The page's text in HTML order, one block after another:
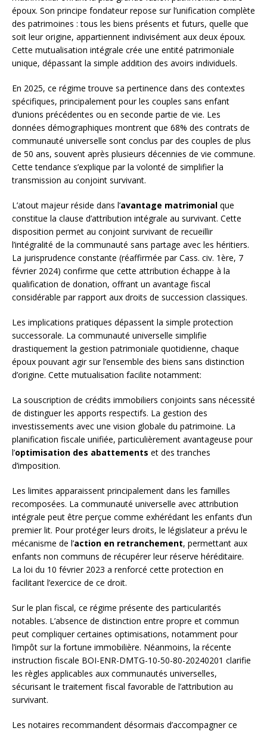
époux. Son principe fondateur repose sur l’unification complète
des patrimoines : tous les biens présents et futurs, quelle que
soit leur origine, appartiennent indivisément aux deux époux.
Cette mutualisation intégrale crée une entité patrimoniale
unique, dépassant la simple addition des avoirs individuels.
En 2025, ce régime trouve sa pertinence dans des contextes
spécifiques, principalement pour les couples sans enfant
d’unions précédentes ou en seconde partie de vie. Les
données démographiques montrent que 68% des contrats de
communauté universelle sont conclus par des couples de plus
de 50 ans, souvent après plusieurs décennies de vie commune.
Cette tendance s’explique par la volonté de simplifier la
transmission au conjoint survivant.
L’atout majeur réside dans l’avantage matrimonial que
constitue la clause d’attribution intégrale au survivant. Cette
disposition permet au conjoint survivant de recueillir
l’intégralité de la communauté sans partage avec les héritiers.
La jurisprudence constante (réaffirmée par Cass. civ. 1ère, 7
février 2024) confirme que cette attribution échappe à la
qualification de donation, offrant un avantage fiscal
considérable par rapport aux droits de succession classiques.
Les implications pratiques dépassent la simple protection
successorale. La communauté universelle simplifie
drastiquement la gestion patrimoniale quotidienne, chaque
époux pouvant agir sur l’ensemble des biens sans distinction
d’origine. Cette mutualisation facilite notamment:
La souscription de crédits immobiliers conjoints sans nécessité
de distinguer les apports respectifs. La gestion des
investissements avec une vision globale du patrimoine. La
planification fiscale unifiée, particulièrement avantageuse pour
l’optimisation des abattements et des tranches
d’imposition.
Les limites apparaissent principalement dans les familles
recomposées. La communauté universelle avec attribution
intégrale peut être perçue comme exhérédant les enfants d’un
premier lit. Pour protéger leurs droits, le législateur a prévu le
mécanisme de l’action en retranchement, permettant aux
enfants non communs de récupérer leur réserve héréditaire.
La loi du 10 février 2023 a renforcé cette protection en
facilitant l’exercice de ce droit.
Sur le plan fiscal, ce régime présente des particularités
notables. L’absence de distinction entre propre et commun
peut compliquer certaines optimisations, notamment pour
l’impôt sur la fortune immobilière. Néanmoins, la récente
instruction fiscale BOI-ENR-DMTG-10-50-80-20240201 clarifie
les règles applicables aux communautés universelles,
sécurisant le traitement fiscal favorable de l’attribution au
survivant.
Les notaires recommandent désormais d’accompagner ce